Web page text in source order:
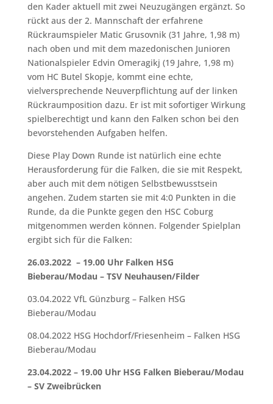
den Kader aktuell mit zwei Neuzugängen ergänzt. So
rückt aus der 2. Mannschaft der erfahrene
Rückraumspieler Matic Grusovnik (31 Jahre, 1,98 m)
nach oben und mit dem mazedonischen Junioren
Nationalspieler Edvin Omeragikj (19 Jahre, 1,98 m)
vom HC Butel Skopje, kommt eine echte,
vielversprechende Neuverpflichtung auf der linken
Rückraumposition dazu. Er ist mit sofortiger Wirkung
spielberechtigt und kann den Falken schon bei den
bevorstehenden Aufgaben helfen.
Diese Play Down Runde ist natürlich eine echte
Herausforderung für die Falken, die sie mit Respekt,
aber auch mit dem nötigen Selbstbewusstsein
angehen. Zudem starten sie mit 4:0 Punkten in die
Runde, da die Punkte gegen den HSC Coburg
mitgenommen werden können. Folgender Spielplan
ergibt sich für die Falken:
26.03.2022 – 19.00 Uhr Falken HSG
Bieberau/Modau – TSV Neuhausen/Filder
03.04.2022 VfL Günzburg – Falken HSG
Bieberau/Modau
08.04.2022 HSG Hochdorf/Friesenheim – Falken HSG
Bieberau/Modau
23.04.2022 – 19.00 Uhr HSG Falken Bieberau/Modau
– SV Zweibrücken